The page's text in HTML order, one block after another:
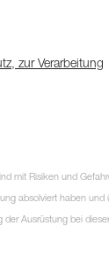
zur Verarbeitung
mit Risiken und
absolviert haben und
der Ausrüstung bei